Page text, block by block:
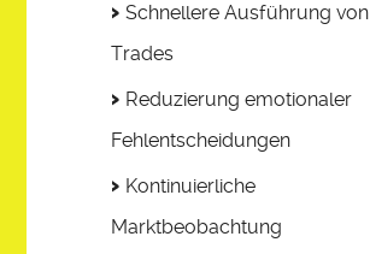
Schnellere Ausführung von
Trades
Reduzierung emotionaler
Fehlentscheidungen
Kontinuierliche
Marktbeobachtung